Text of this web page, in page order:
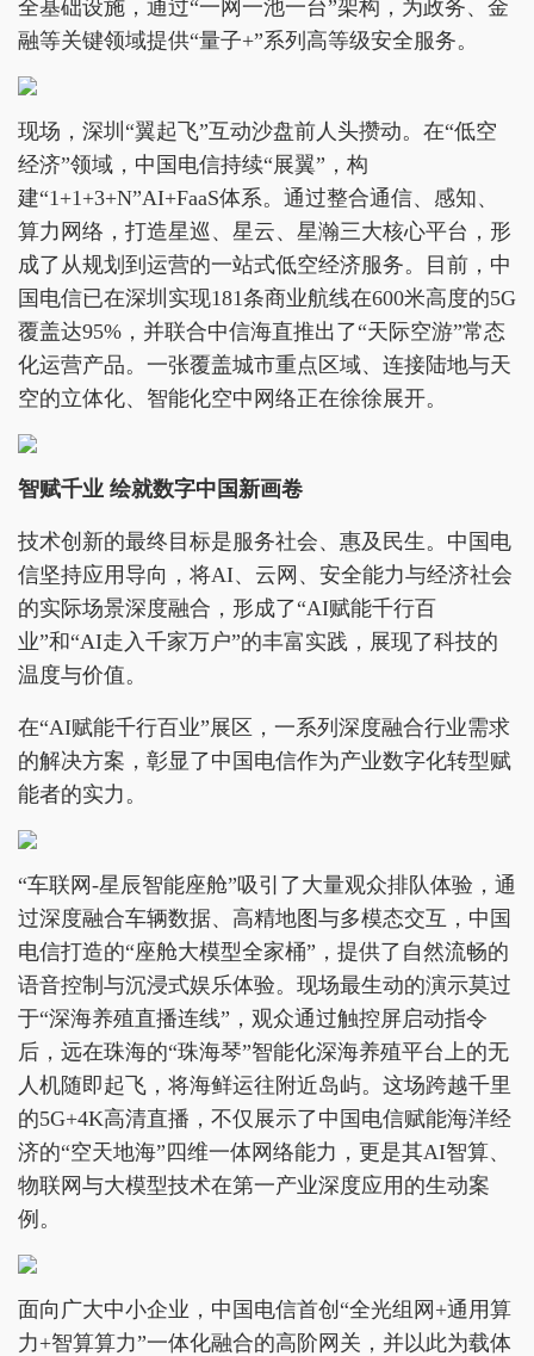
全基础设施，通过“一网一池一台”架构，为政务、金
融等关键领域提供“量子+”系列高等级安全服务。
现场，深圳“翼起飞”互动沙盘前人头攒动。在“低空
经济”领域，中国电信持续“展翼”，构
建“1+1+3+N”AI+FaaS体系。通过整合通信、感知、
算力网络，打造星巡、星云、星瀚三大核心平台，形
成了从规划到运营的一站式低空经济服务。目前，中
国电信已在深圳实现181条商业航线在600米高度的5G
覆盖达95%，并联合中信海直推出了“天际空游”常态
化运营产品。一张覆盖城市重点区域、连接陆地与天
空的立体化、智能化空中网络正在徐徐展开。
智赋千业 绘就数字中国新画卷
技术创新的最终目标是服务社会、惠及民生。中国电
信坚持应用导向，将AI、云网、安全能力与经济社会
的实际场景深度融合，形成了“AI赋能千行百
业”和“AI走入千家万户”的丰富实践，展现了科技的
温度与价值。
在“AI赋能千行百业”展区，一系列深度融合行业需求
的解决方案，彰显了中国电信作为产业数字化转型赋
能者的实力。
“车联网-星辰智能座舱”吸引了大量观众排队体验，通
过深度融合车辆数据、高精地图与多模态交互，中国
电信打造的“座舱大模型全家桶”，提供了自然流畅的
语音控制与沉浸式娱乐体验。现场最生动的演示莫过
于“深海养殖直播连线”，观众通过触控屏启动指令
后，远在珠海的“珠海琴”智能化深海养殖平台上的无
人机随即起飞，将海鲜运往附近岛屿。这场跨越千里
的5G+4K高清直播，不仅展示了中国电信赋能海洋经
济的“空天地海”四维一体网络能力，更是其AI智算、
物联网与大模型技术在第一产业深度应用的生动案
例。
面向广大中小企业，中国电信首创“全光组网+通用算
力+智算算力”一体化融合的高阶网关，并以此为载体